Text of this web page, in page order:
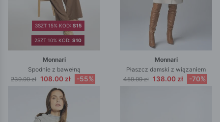
2SZT 10% KOD: S10
3SZT 15% KOD: S15
Monnari
Spodnie z bawełną
239.99 zł 108.00 zł -55%
Monnari
Płaszcz damski z wiązaniem
459.99 zł 138.00 zł -70%